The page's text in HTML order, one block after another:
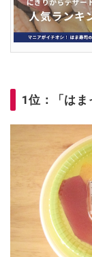
1位：「は